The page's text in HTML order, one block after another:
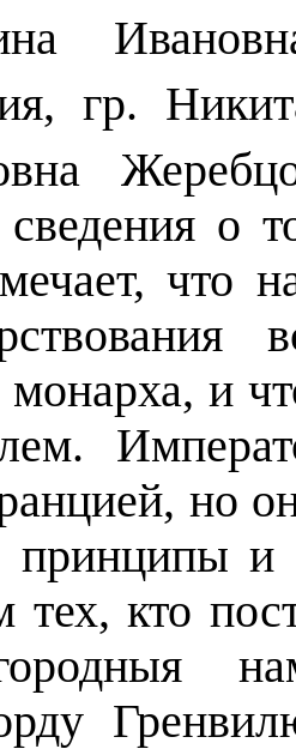
гр.
о
что
монарха, и
но
принципы и
тех, кто